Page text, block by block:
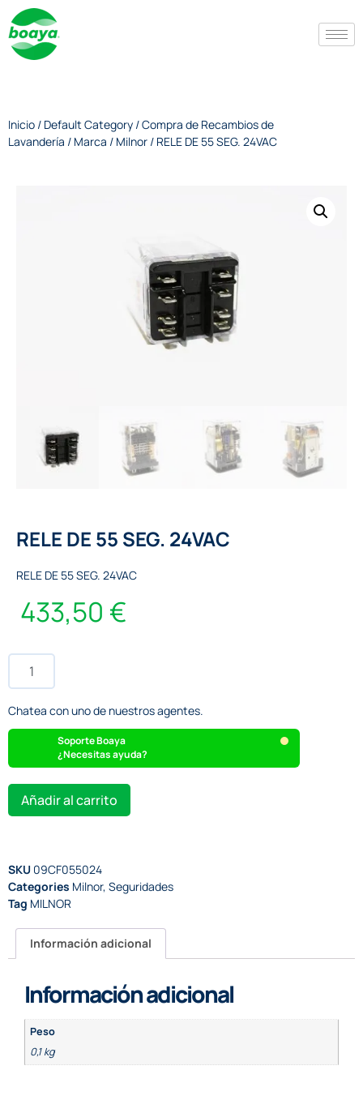
Inicio / Default Category /Compra de Recambios de
Lavandería / Marca / Milnor / RELE DE 55 SEG. 24VAC
RELE DE 55 SEG. 24VAC
RELE DE 55 SEG. 24VAC
433,50 €
Chatea con uno de nuestros agentes.
Soporte Boaya
¿Necesitas ayuda?
Añadir al carrito
SKU 09CF055024
Categories Milnor, Seguridades
Tag MILNOR
Información adicional
Información adicional
Peso
0,1 kg